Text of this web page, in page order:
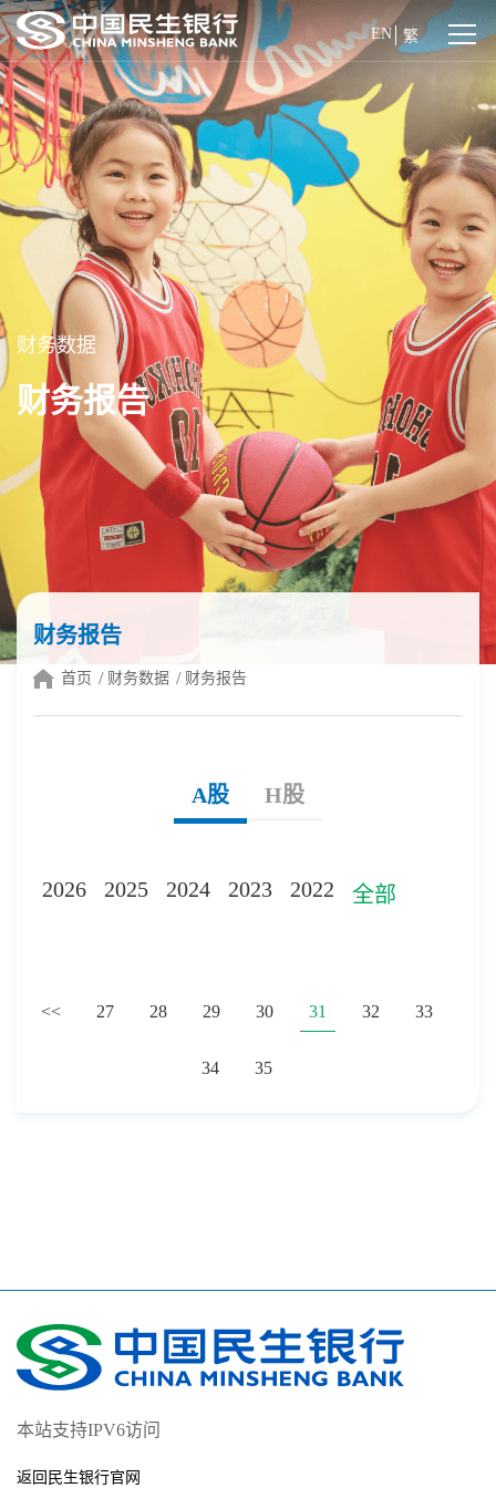
EN 繁
财务数据
财务报告
财务报告
首页 财务数据 财务报告
A股 H股
2026 2025 2024 2023 2022 全部
<< 27 28 29 30 31 32 33
34 35
本站支持IPV6访问
返回民生银行官网